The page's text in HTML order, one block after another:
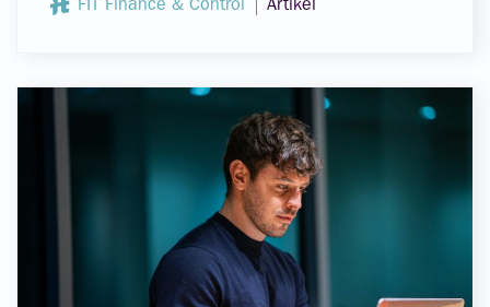
FIT Finance & Control Artikel